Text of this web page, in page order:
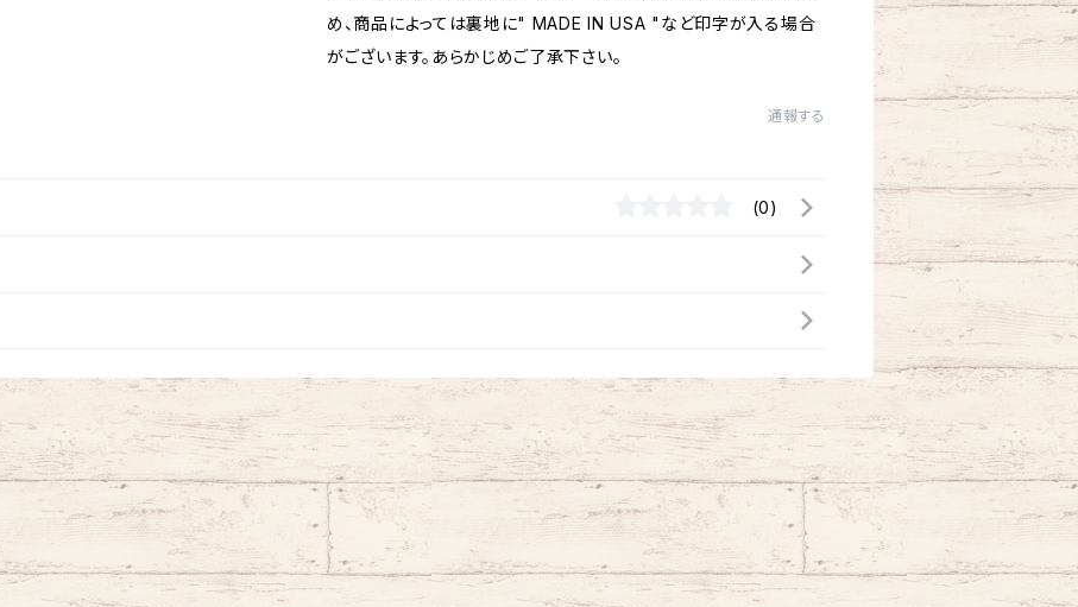
め、商品によっては裏地に" MADE IN USA "など印字が入る場合
がございます。あらかじめご了承下さい。
通報する
(0)